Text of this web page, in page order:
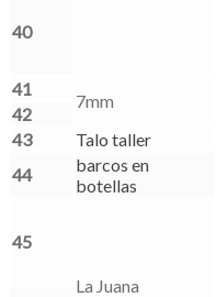
40
41
7mm
42
43
Talo taller
44
barcos en
botellas
45
La Juana